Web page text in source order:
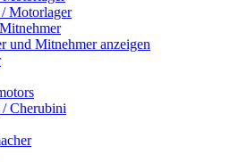
Motorlager
und Mitnehmer anzeigen
Cherubini